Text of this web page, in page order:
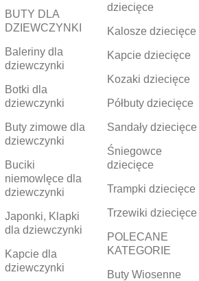
BUTY DLA
DZIEWCZYNKI
Baleriny dla
dziewczynki
Botki dla
dziewczynki
Buty zimowe dla
dziewczynki
Buciki
niemowlęce dla
dziewczynki
Japonki, Klapki
dla dziewczynki
Kapcie dla
dziewczynki
dziecięce
Kalosze dziecięce
Kapcie dziecięce
Kozaki dziecięce
Półbuty dziecięce
Sandały dziecięce
Śniegowce
dziecięce
Trampki dziecięce
Trzewiki dziecięce
POLECANE
KATEGORIE
Buty Wiosenne